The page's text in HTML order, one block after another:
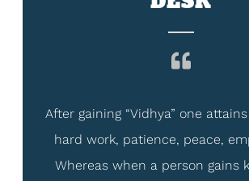
After gaining “Vidhya” one
hard work, patience, peace,
Whereas when a person gains